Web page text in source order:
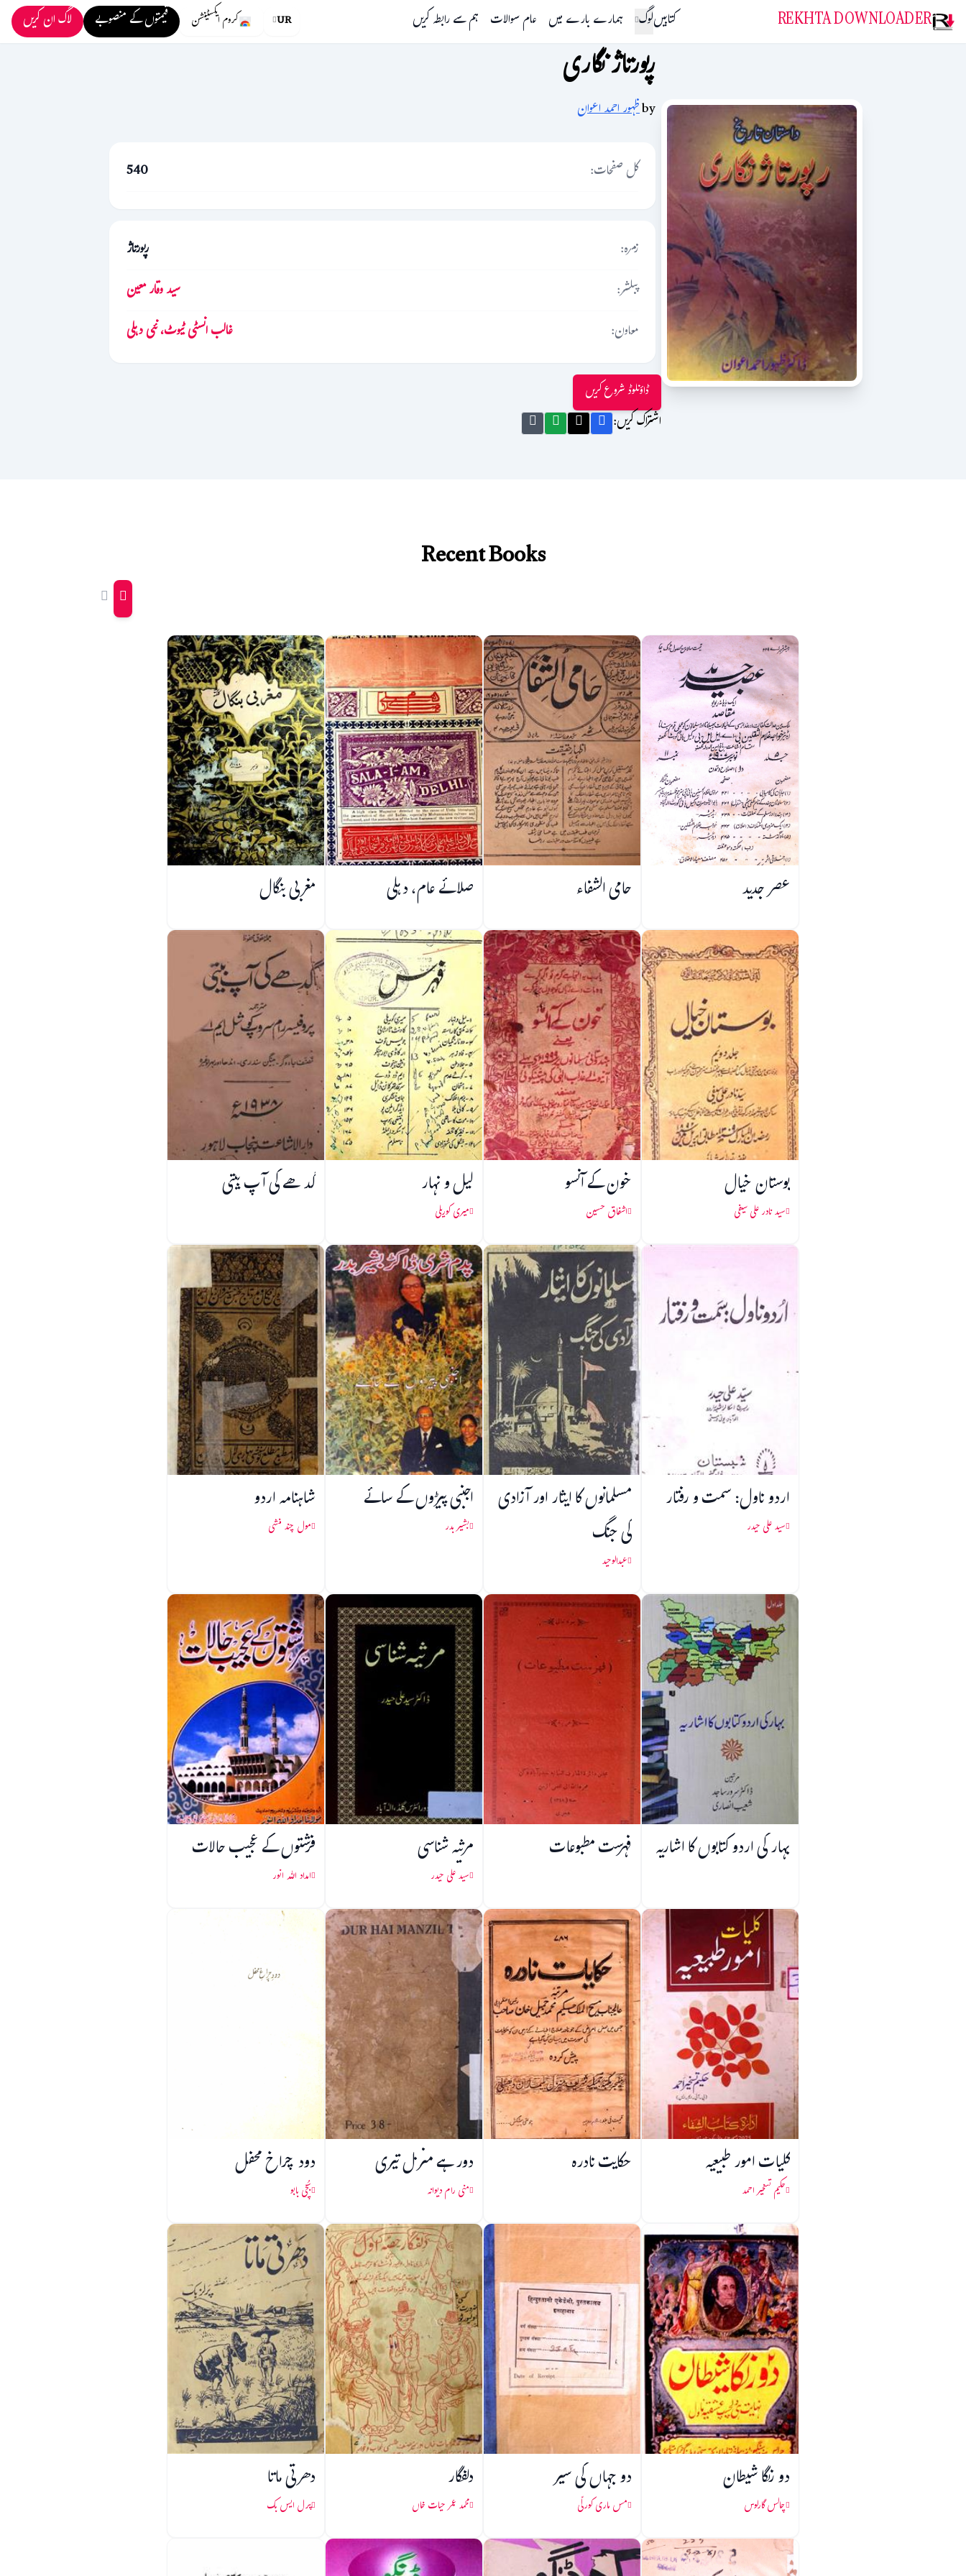
REKHTA DOWNLOADER کتابیںلوگ ہمارے بارے میں عام سوالات ہم سے رابطہ کریں UR کروم ایکسٹینشن قیمتوں کے منصوبے لاگ ان کریں
رپورتاژ نگاری
byظہور احمد اعوان
کل صفحات:
540
زمرہ:
رپورتاژ
پبلشر:
سید وقار معین
معاون:
غالب انسٹی ٹیوٹ، نئی دہلی
ڈاؤنلوڈ شروع کریں
اشتراک کریں:
Recent Books
عصر جدید حامی الشفاء صلائے عام، دہلی مغربی بنگال
بوستان خیال
سید نادر علی سیفی
خون کے آنسو
اشفاق حسین
لیل و نہار
میری کوریلی
گدھے کی آپ بیتی
اردو ناول: سمت و رفتار
سید علی حیدر
مسلمانوں کا ایثار اور آزادی
کی جنگ
عبدالوحید
اجنبی پیڑوں کے سائے
بشیر بدر
شاہنامہ اردو
مول چند منشی
بہار کی اردو کتابوں کا اشاریہ فہرست مطبوعات مرثیہ شناسی
سید علی حیدر
فرشتوں کے عجیب حالات
امداد اللہ انور
کلیات امور طبیعیہ
حکیم تسخیر احمد
حکایت نادرہ دور ہے منزل تیری
منی رام دیوانہ
دود چراخ محفل
بُچّی بابو
دو رنگا شیطان
چالس گارلوس
دو جہاں کی سیر
مس ماری کورلّی
دلفگار
محمد عمر حیات خاں
دھرتی ماتا
پرل ایس بک